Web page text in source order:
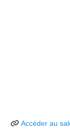
Accéder au